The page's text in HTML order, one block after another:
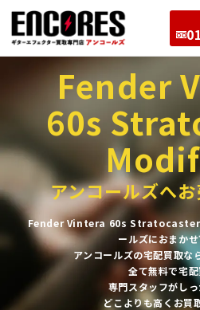
Fender
60s
アンコールズへ
Fender Vintera 60s Stratocaster
ールズにおまか
アンコールズの宅配買取な
全て無料で宅
専門スタッフがしっ
どこよりも高くお買